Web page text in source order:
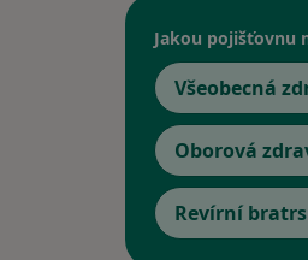
Jakou pojišťovnu
Všeobecná
Oborová
Revírní